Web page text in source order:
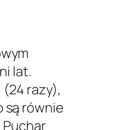
lat.
razy),
są równie